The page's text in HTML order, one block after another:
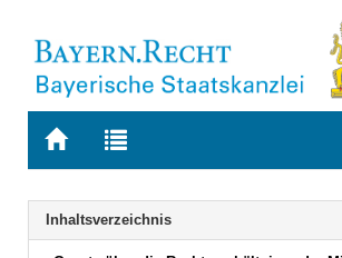
Zur
BAYERN.RECHT
Zur
letzten
Suche
Navigation
Inhaltsverzeichnis